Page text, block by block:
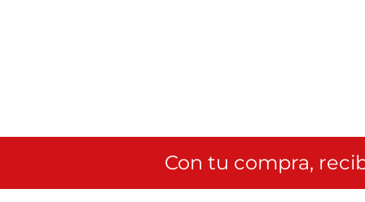
Con tu compra,